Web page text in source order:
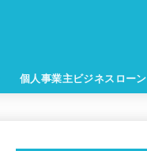
個人事業主ビジネスローン